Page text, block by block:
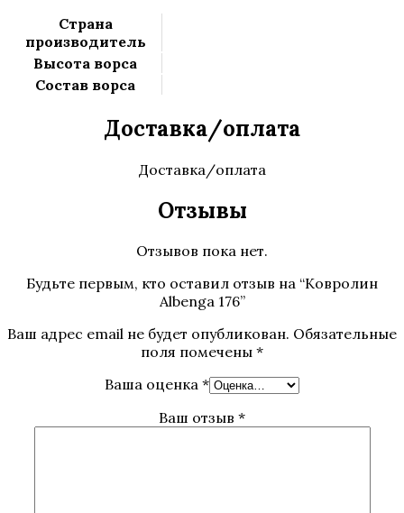
Страна
производитель
Высота ворса
Состав ворса
Доставка/оплата
Доставка/оплата
Отзывы
Отзывов пока нет.
Будьте первым, кто оставил отзыв на “Ковролин
Albenga 176”
Ваш адрес email не будет опубликован. Обязательные
поля помечены *
Ваша оценка *
Ваш отзыв *